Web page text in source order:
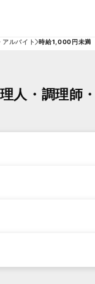
アルバイト 時給1,000円未満
人・調理師